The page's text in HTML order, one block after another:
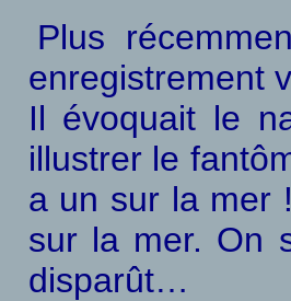
Plus
enregistrement
Il évoquait le
illustrer le
a un sur la mer
sur la mer. On
disparût…